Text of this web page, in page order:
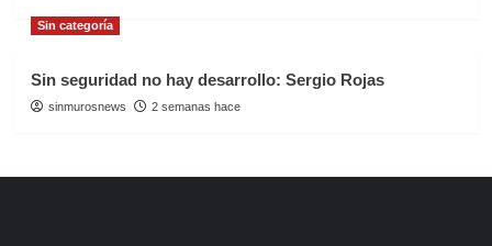
Sin categoría
Sin seguridad no hay desarrollo: Sergio Rojas
sinmurosnews 2 semanas hace